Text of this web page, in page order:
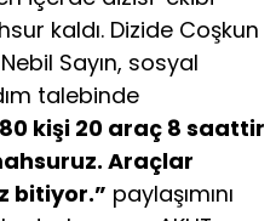
kaldı. Dizide Coşkun
Sayın, sosyal
talebinde
kişi 20 araç 8 saattir
Araçlar
bitiyor.” paylaşımını